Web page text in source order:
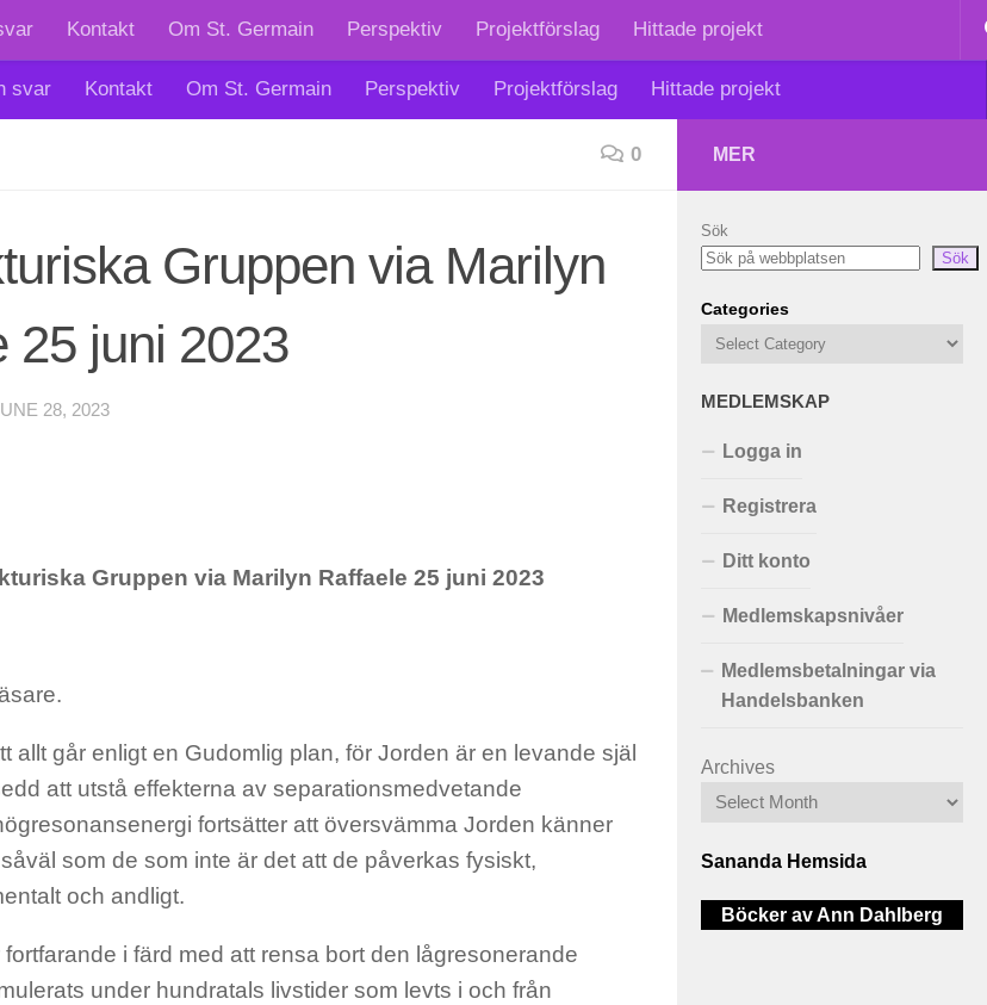
Kontakt Om St. Germain Perspektiv Projektförslag Hittade projekt
svar Kontakt Om St. Germain Perspektiv Projektförslag Hittade projekt
0
Gruppen via Marilyn
25 juni 2023
28, 2023
Gruppen via Marilyn Raffaele 25 juni 2023
allt går enligt en Gudomlig plan, för Jorden är en levande själ
att utstå effekterna av separationsmedvetande
fortsätter att översvämma Jorden känner
som de som inte är det att de påverkas fysiskt,
och andligt.
i färd med att rensa bort den lågresonerande
under hundratals livstider som levts i och från
MER
Sök
Sök
Categories
MEDLEMSKAP
Logga in
Registrera
Ditt konto
Medlemskapsnivåer
Medlemsbetalningar via
Handelsbanken
Archives
Sananda Hemsida
Böcker av Ann Dahlberg